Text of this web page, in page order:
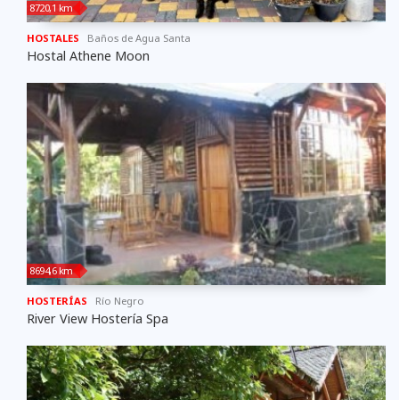
8720,1 km
HOSTALES Baños de Agua Santa
Hostal Athene Moon
8694,6 km
HOSTERÍAS Río Negro
River View Hostería Spa